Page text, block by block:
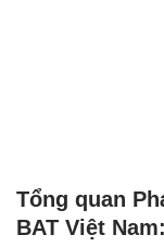
Tổng quan
BAT Việt